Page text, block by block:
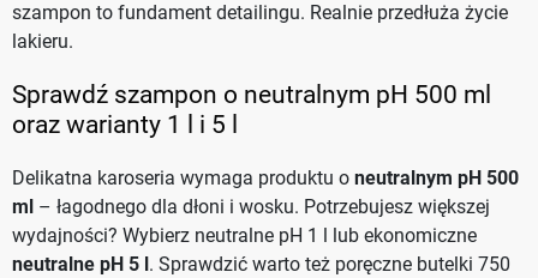
szampon to fundament detailingu. Realnie przedłuża życie
lakieru.
Sprawdź szampon o neutralnym pH 500 ml
oraz warianty 1 l i 5 l
Delikatna karoseria wymaga produktu o neutralnym pH 500
ml – łagodnego dla dłoni i wosku. Potrzebujesz większej
wydajności? Wybierz neutralne pH 1 l lub ekonomiczne
neutralne pH 5 l. Sprawdzić warto też poręczne butelki 750